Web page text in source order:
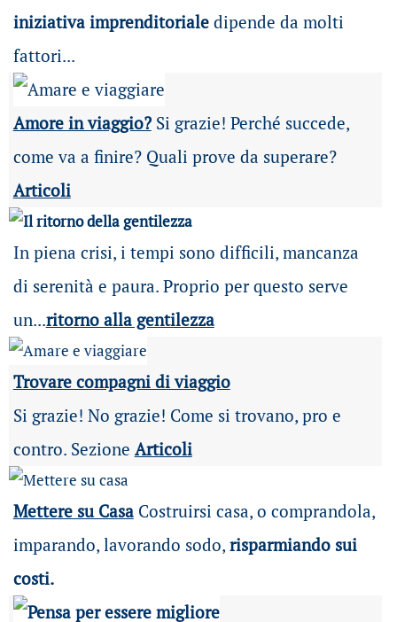
iniziativa imprenditorialedipende da molti
fattori...
Amore in viaggio?Si grazie! Perché succede,
come va a finire? Quali prove da superare?
Articoli
In piena crisi, i tempi sono difficili, mancanza
di serenità e paura. Proprio per questo serve
un...ritorno alla gentilezza
Trovare compagni di viaggio
Si grazie! No grazie! Come si trovano, pro e
contro. Sezione Articoli
Mettere su Casa Costruirsi casa, o comprandola,
imparando, lavorando sodo, risparmiando sui
costi.